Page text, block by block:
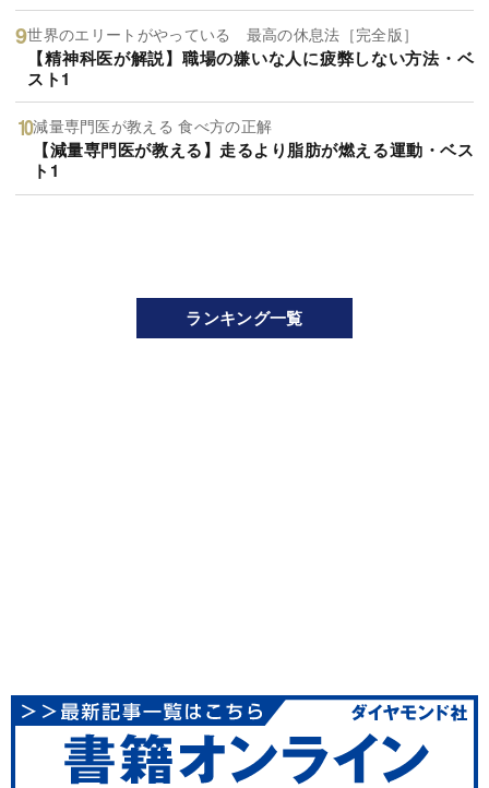
世界のエリートがやっている 最高の休息法［完全版］
【精神科医が解説】職場の嫌いな人に疲弊しない方法・ベ
スト1
減量専門医が教える 食べ方の正解
【減量専門医が教える】走るより脂肪が燃える運動・ベス
ト1
ランキング一覧